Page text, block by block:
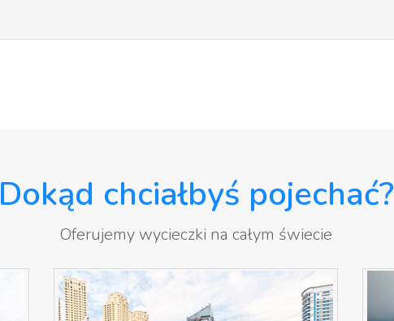
Dokąd chciałbyś pojechać?
Oferujemy wycieczki na całym świecie